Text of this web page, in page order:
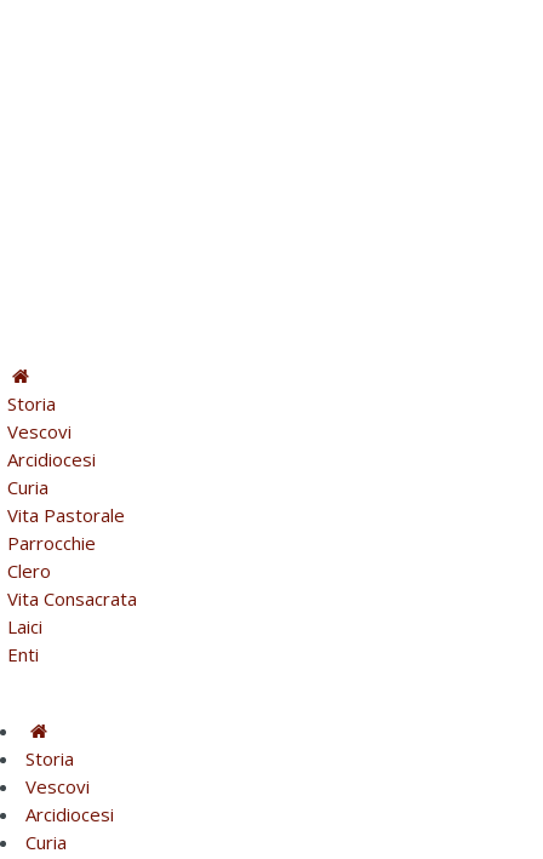
Storia
Vescovi
Arcidiocesi
Curia
Vita Pastorale
Parrocchie
Clero
Vita Consacrata
Laici
Enti
Storia
Vescovi
Arcidiocesi
Curia